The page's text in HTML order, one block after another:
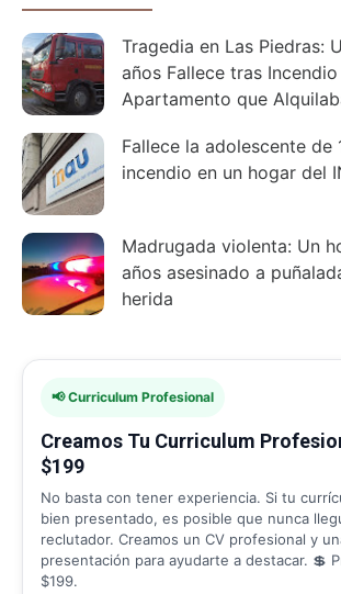
Tragedia en Las Piedras:
años Fallece tras Incendio
Apartamento que
Fallece la adolescente de
incendio en un hogar del
Madrugada violenta: Un
años asesinado a
herida
📢 Curriculum Profesional
Creamos Tu Curriculum
$199
No basta con tener experiencia. Si tu
bien presentado, es posible que nunca
reclutador. Creamos un CV profesional y
presentación para ayudarte a destacar. 💲
$199.